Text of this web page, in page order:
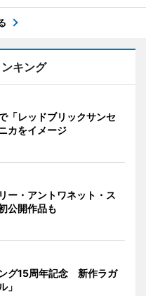
キング
「レッドブリックサンセ
カをイメージ
ー・アントワネット・ス
公開作品も
グ15周年記念 新作ラガ
」